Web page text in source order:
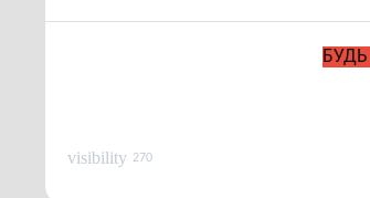
visibility 270